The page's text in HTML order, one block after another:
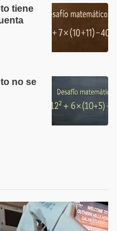
tiene
no se